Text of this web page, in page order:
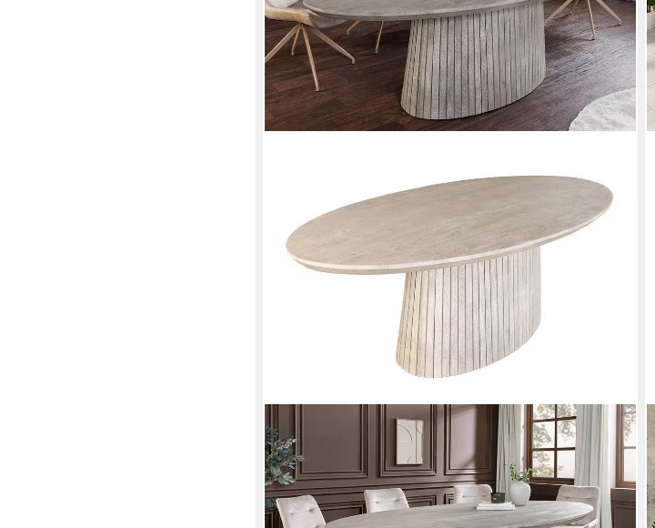
Esstisch ART DECO 220cm smoke grau - Mangoholz,
Säulengestell, Rillenstruktur
220 x 76 x 110 cm B/H/T
799,95 € 999,95 €
-20%